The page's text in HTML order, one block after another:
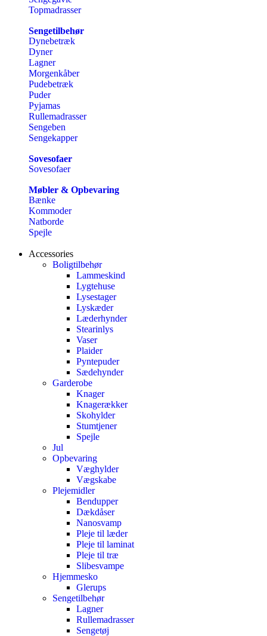
Topmadrasser
Sengetilbehør
Dynebetræk
Dyner
Lagner
Morgenkåber
Pudebetræk
Puder
Pyjamas
Rullemadrasser
Sengeben
Sengekapper
Sovesofaer
Sovesofaer
Møbler & Opbevaring
Bænke
Kommoder
Natborde
Spejle
Accessories
Boligtilbehør
Lammeskind
Lygtehuse
Lysestager
Lyskæder
Læderhynder
Stearinlys
Vaser
Plaider
Pyntepuder
Sædehynder
Garderobe
Knager
Knagerækker
Skohylder
Stumtjener
Spejle
Jul
Opbevaring
Væghylder
Vægskabe
Plejemidler
Bendupper
Dækdåser
Nanosvamp
Pleje til læder
Pleje til laminat
Pleje til træ
Slibesvampe
Hjemmesko
Glerups
Sengetilbehør
Lagner
Rullemadrasser
Sengetøj